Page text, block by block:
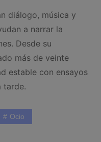
diálogo, música y
a narrar la
Desde su
más de veinte
estable con ensayos
tarde.
Ocio